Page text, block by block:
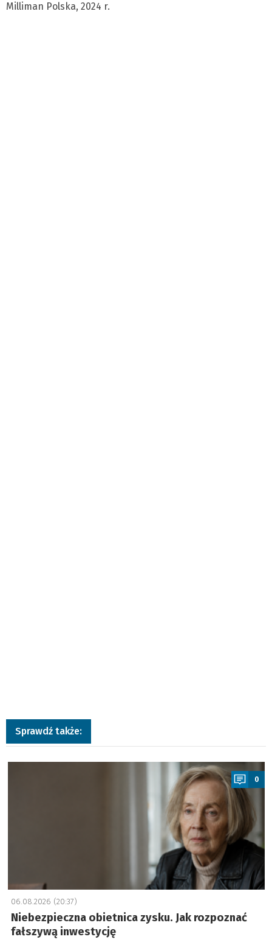
Milliman Polska, 2024 r.
Sprawdź także:
a
0
06.08.2026 (20:37)
Niebezpieczna obietnica zysku. Jak rozpoznać
fałszywą inwestycję